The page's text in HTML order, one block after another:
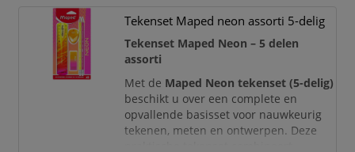
De grips passen op standaard potloden
en kleurpotloden en begeleiden
kinderen bij het correct vasthouden
Tekenset Maped neon assorti 5-delig
Tekenset Maped Neon – 5 delen
assorti
Met de Maped Neon tekenset (5-delig)
beschikt u over een complete en
opvallende basisset voor nauwkeurig
tekenen, meten en ontwerpen. Deze